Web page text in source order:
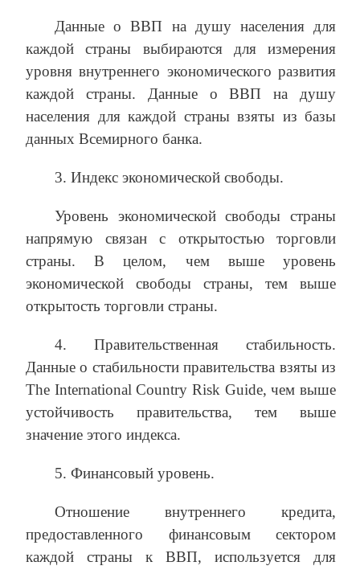
Данные о ВВП на душу населения для
каждой страны выбираются для измерения
уровня внутреннего экономического развития
каждой страны. Данные о ВВП на душу
населения для каждой страны взяты из базы
данных Всемирного банка.
3. Индекс экономической свободы.
Уровень экономической свободы страны
напрямую связан с открытостью торговли
страны. В целом, чем выше уровень
экономической свободы страны, тем выше
открытость торговли страны.
4. Правительственная стабильность.
Данные о стабильности правительства взяты из
The International Country Risk Guide, чем выше
устойчивость правительства, тем выше
значение этого индекса.
5. Финансовый уровень.
Отношение внутреннего кредита,
предоставленного финансовым сектором
каждой страны к ВВП, используется для